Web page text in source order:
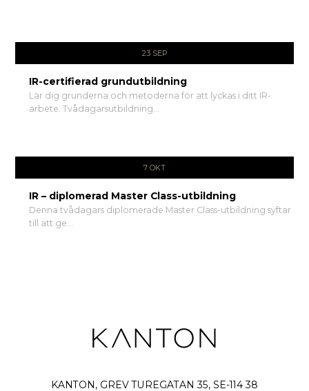
23 SEP
IR-certifierad grundutbildning
Lär dig grunderna och metoderna för att lyckas i ditt IR-
arbete. Tvådagarsutbildning...
7 OKT
IR – diplomerad Master Class-utbildning
Denna tvådagars diplomerade Master Class-utbildning syftar
till att ge...
KANTON, GREV TUREGATAN 35, SE-114 38